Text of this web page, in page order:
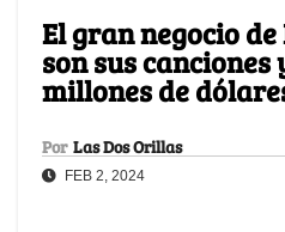
El gran negocio
son sus canciones
millones de
Por Las Dos Orillas
FEB 2, 2024